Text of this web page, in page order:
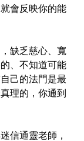
會反映你的能
缺乏慈心、寬
、不知道可能
己的法門是最
理的，你通到
信通靈老師，